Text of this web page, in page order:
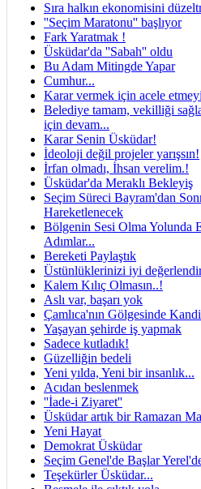
Sıra halkın ekonomisini
''Seçim Maratonu'' başlıyor
Fark Yaratmak !
Üsküdar'da ''Sabah'' oldu
Bu Adam Mitingde Yapar
Cumhur...
Karar vermek için acele
Belediye tamam, vekilliği
için devam...
Karar Senin Üsküdar!
İdeoloji değil projeler yarışsın!
İrfan olmadı, İhsan verelim.!
Üsküdar'da Meraklı Bekleyiş
Seçim Süreci Bayram'dan
Hareketlenecek
Bölgenin Sesi Olma Yolunda
Adımlar...
Bereketi Paylaştık
Üstünlüklerinizi iyi
Kalem Kılıç Olmasın..!
Aslı var, başarı yok
Çamlıca'nın Gölgesinde
Yaşayan şehirde iş yapmak
Sadece kutladık!
Güzelliğin bedeli
Yeni yılda, Yeni bir insanlık...
Acıdan beslenmek
''İade-i Ziyaret''
Üsküdar artık bir Ramazan
Yeni Hayat
Demokrat Üsküdar
Seçim Genel'de Başlar
Teşekürler Üsküdar...